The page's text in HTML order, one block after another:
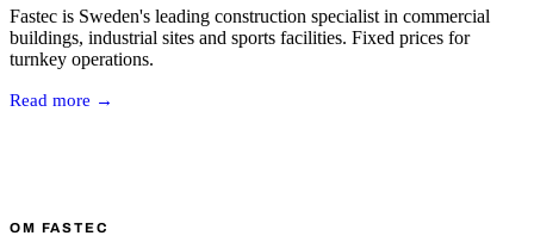
Fastec is Sweden's leading construction specialist in commercial
buildings, industrial sites and sports facilities. Fixed prices for
turnkey operations.
Read more →
OM FASTEC